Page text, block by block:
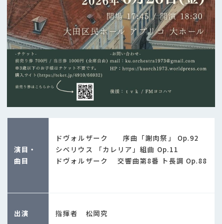
演目・
曲目
ドヴォルザーク 序曲「謝肉祭」 Op.92
シベリウス 「カレリア」組曲 Op.11
ドヴォルザーク 交響曲第8番 ト長調 Op.88
出演 指揮者 松岡究